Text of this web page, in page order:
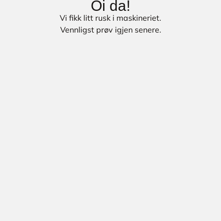
Oi da!
Vi fikk litt rusk i maskineriet.
Vennligst prøv igjen senere.